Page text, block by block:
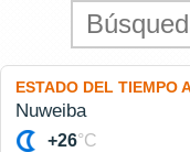
ESTADO DEL TIEMPO
Nuweiba
+26°C